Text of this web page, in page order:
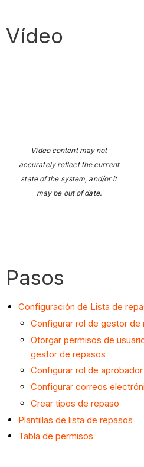
Vídeo
Video content may not
accurately reflect the current
state of the system, and/or it
may be out of date.
Pasos
Configuración de Lista de
Configurar rol de gestor
Otorgar permisos de
gestor de repasos
Configurar rol de
Configurar correos
Crear tipos de repaso
Plantillas de lista de repasos
Tabla de permisos